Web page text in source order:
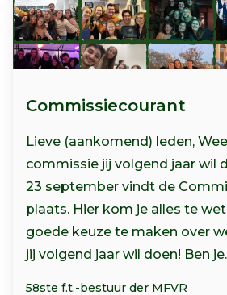
Commissiecourant
Lieve (aankomend) leden,
commissie jij volgend jaar wil
23 september vindt de
plaats. Hier kom je alles te
goede keuze te maken over
jij volgend jaar wil doen! Ben
58ste f.t.-bestuur der MFVR